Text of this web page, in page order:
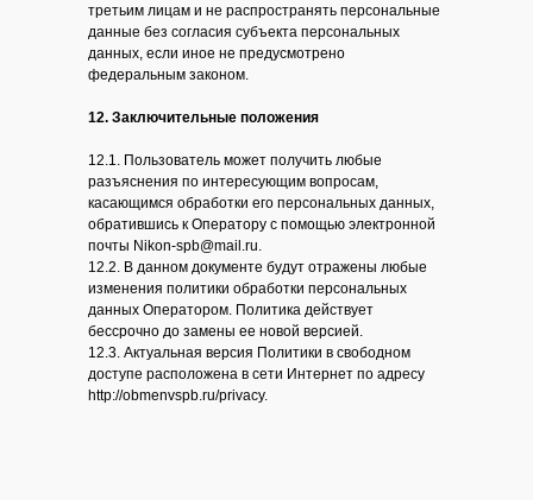
третьим лицам и не распространять персональные
данные без согласия субъекта персональных
данных, если иное не предусмотрено
федеральным законом.
12. Заключительные положения
12.1. Пользователь может получить любые
разъяснения по интересующим вопросам,
касающимся обработки его персональных данных,
обратившись к Оператору с помощью электронной
почты Nikon-spb@mail.ru.
12.2. В данном документе будут отражены любые
изменения политики обработки персональных
данных Оператором. Политика действует
бессрочно до замены ее новой версией.
12.3. Актуальная версия Политики в свободном
доступе расположена в сети Интернет по адресу
http://obmenvspb.ru/privacy.